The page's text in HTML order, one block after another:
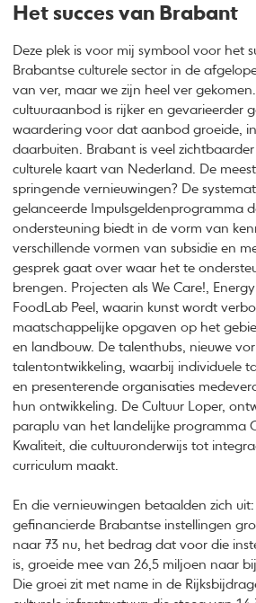
Het succes van Brabant
Deze plek is voor mij symbool voor het
Brabantse culturele sector in de
van ver, maar we zijn heel ver
cultuuraanbod is rijker en gevarieerder
waardering voor dat aanbod groeide,
daarbuiten. Brabant is veel
culturele kaart van Nederland. De
springende vernieuwingen? De
gelanceerde Impulsgeldenprogramma
ondersteuning biedt in de vorm van
verschillende vormen van subsidie en
gesprek gaat over waar het te
brengen. Projecten als We Care!,
FoodLab Peel, waarin kunst wordt
maatschappelijke opgaven op het
en landbouw. De talenthubs, nieuwe
talentontwikkeling, waarbij individuele
en presenterende organisaties
hun ontwikkeling. De Cultuur Loper,
paraplu van het landelijke programma
Kwaliteit, die cultuuronderwijs tot
curriculum maakt.
En die vernieuwingen betaalden zich
gefinancierde Brabantse instellingen
naar 73 nu, het bedrag dat voor die
is, groeide mee van 26,5 miljoen naar
Die groei zit met name in de